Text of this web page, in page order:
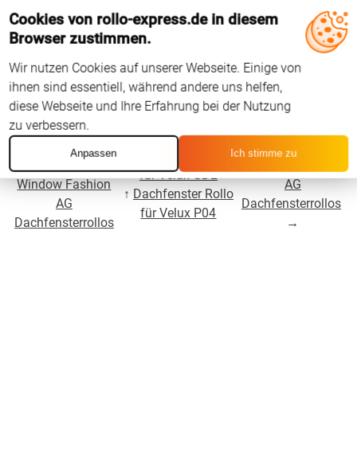
Das Holz-Dachfenster GDL P04 von Velux hat die
Flügelinnenmaße 775 mm x 741 mm. Das Dachfenster wird
seit 2000 hergestellt. Der Falzwinkel beträgt 96°
Für Velux GDL
Window Fashion
AG
Dachfensterrollos
Dachfenster Rollo
für Velux GDL
↑ Dachfenster Rollo
für Velux P04
Für Velux GDL P06
AG
Dachfensterrollos
→
Cookies von rollo-express.de in diesem
Browser zustimmen.
Wir nutzen Cookies auf unserer Webseite. Einige von
ihnen sind essentiell, während andere uns helfen,
diese Webseite und Ihre Erfahrung bei der Nutzung
zu verbessern.
Anpassen Ich stimme zu